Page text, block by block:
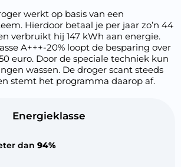
werkt op basis van een
Hierdoor betaal je per jaar zo’n 44
verbruikt hij 147 kWh aan energie.
A+++-20% loopt de besparing over
euro. Door de speciale techniek kun
wassen. De droger scant steeds
stemt het programma daarop af.
Energieklasse
dan 94%